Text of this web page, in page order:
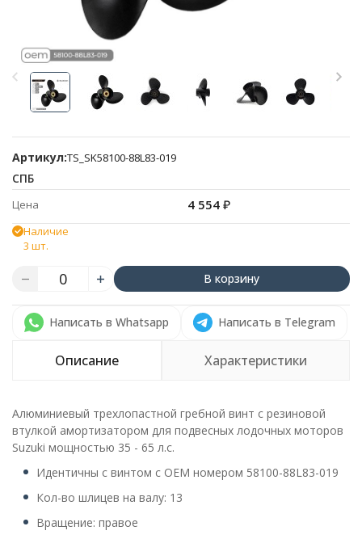
Артикул:TS_SK58100-88L83-019
СПБ
Цена 4 554 ₽
Наличие
3 шт.
В корзину
Написать в Whatsapp Написать в Telegram
Описание Характеристики
Алюминиевый трехлопастной гребной винт с резиновой
втулкой амортизатором для подвесных лодочных моторов
Suzuki мощностью 35 - 65 л.с.
Идентичны с винтом с OEM номером 58100-88L83-019
Кол-во шлицев на валу: 13
Вращение: правое